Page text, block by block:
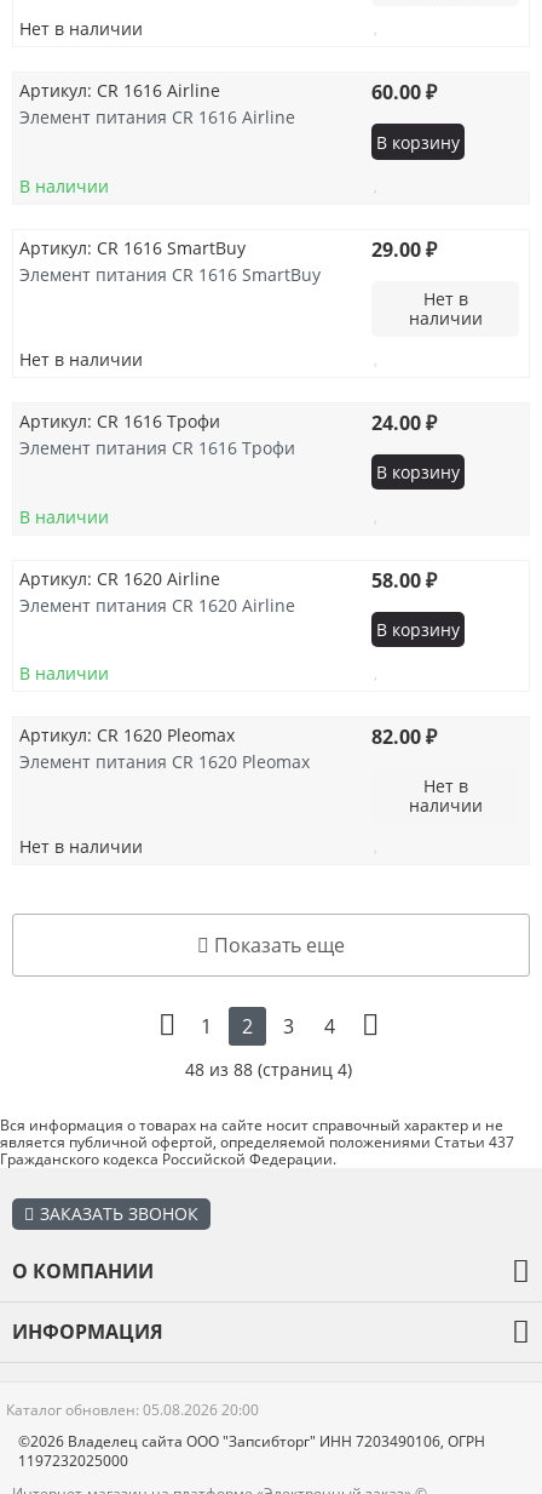
Нет в наличии
Артикул: CR 1616 Airline
Элемент питания CR 1616 Airline
В наличии
60.00 ₽
В корзину
Артикул: CR 1616 SmartBuy
Элемент питания CR 1616 SmartBuy
Нет в наличии
29.00 ₽
Нет в
наличии
Артикул: CR 1616 Трофи
Элемент питания CR 1616 Трофи
В наличии
24.00 ₽
В корзину
Артикул: CR 1620 Airline
Элемент питания CR 1620 Airline
В наличии
58.00 ₽
В корзину
Артикул: CR 1620 Pleomax
Элемент питания CR 1620 Pleomax
Нет в наличии
82.00 ₽
Нет в
наличии
Показать еще
1 2 3 4
48 из 88 (страниц 4)
Вся информация о товарах на сайте носит справочный характер и не
является публичной офертой, определяемой положениями Статьи 437
Гражданского кодекса Российской Федерации.
ЗАКАЗАТЬ ЗВОНОК
О КОМПАНИИ
Новости
Контакты
ИНФОРМАЦИЯ
Отзывы
Каталог обновлен: 05.08.2026 20:00
©2026 Владелец сайта ООО "Запсибторг" ИНН 7203490106, ОГРН
1197232025000